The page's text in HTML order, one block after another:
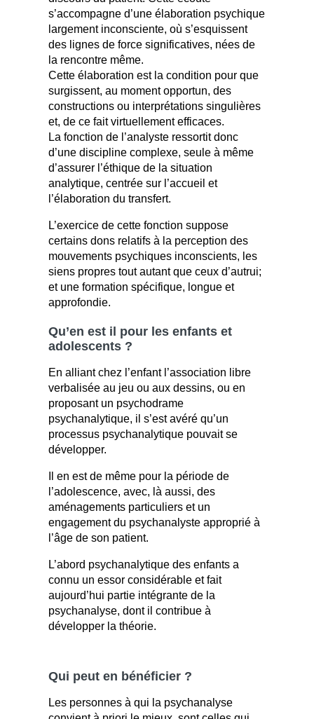
s’accompagne d’une élaboration psychique
largement inconsciente, où s’esquissent
des lignes de force significatives, nées de
la rencontre même.
Cette élaboration est la condition pour que
surgissent, au moment opportun, des
constructions ou interprétations singulières
et, de ce fait virtuellement efficaces.
La fonction de l’analyste ressortit donc
d’une discipline complexe, seule à même
d’assurer l’éthique de la situation
analytique, centrée sur l’accueil et
l’élaboration du transfert.
L’exercice de cette fonction suppose
certains dons relatifs à la perception des
mouvements psychiques inconscients, les
siens propres tout autant que ceux d’autrui;
et une formation spécifique, longue et
approfondie.
Qu’en est il pour les enfants et
adolescents ?
En alliant chez l’enfant l’association libre
verbalisée au jeu ou aux dessins, ou en
proposant un psychodrame
psychanalytique, il s’est avéré qu’un
processus psychanalytique pouvait se
développer.
Il en est de même pour la période de
l’adolescence, avec, là aussi, des
aménagements particuliers et un
engagement du psychanalyste approprié à
l’âge de son patient.
L’abord psychanalytique des enfants a
connu un essor considérable et fait
aujourd’hui partie intégrante de la
psychanalyse, dont il contribue à
développer la théorie.
Qui peut en bénéficier ?
Les personnes à qui la psychanalyse